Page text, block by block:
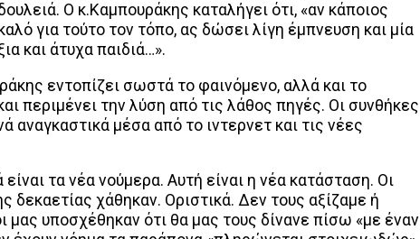
Ο κ.Καμπουράκης καταλήγει ότι, «αν κάποιος
για τούτο τον τόπο, ας δώσει λίγη έμπνευση και μία
και άτυχα παιδιά…».
εντοπίζει σωστά το φαινόμενο, αλλά και το
περιμένει την λύση από τις λάθος πηγές. Οι συνθήκες
αναγκαστικά μέσα από το ιντερνετ και τις νέες
τα νέα νούμερα. Αυτή είναι η νέα κατάσταση. Οι
δεκαετίας χάθηκαν. Οριστικά. Δεν τους αξίζαμε ή
μας υποσχέθηκαν ότι θα μας τους δίνανε πίσω «με έναν